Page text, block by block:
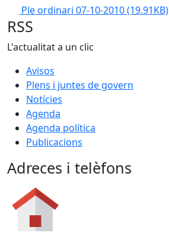
Ple ordinari 07-10-2010(19.91KB)
RSS
L'actualitat a un clic
Avisos
Plens i juntes de govern
Notícies
Agenda
Agenda política
Publicacions
Adreces i telèfons